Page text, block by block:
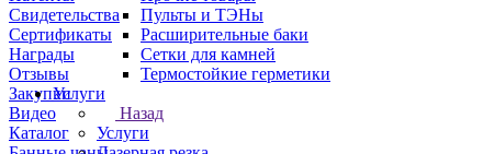
Пульты и ТЭНы
Расширительные баки
Сетки для камней
Термостойкие герметики
Услуги
Назад
Услуги
Свидетельства
Сертификаты
Награды
Отзывы
Закупки
Видео
Каталог